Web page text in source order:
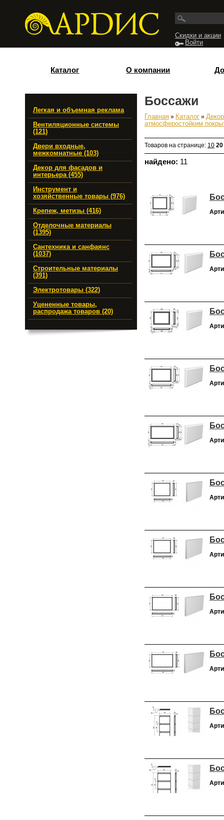
Скидки и акции
Войти
Каталог О компании
Легкая и объемная реклама
Вентиляционные системы
(121)
Двери входные,
межкомнатные (103)
Декор для фасадов и
интерьера (455)
Инструмент и
хозяйственные товары (976)
Крепеж, метизы (416)
Отделочные материалы
(1395)
Сантехника и санфаянс
(1037)
Строительные материалы
(391)
Электротовары (322)
Уцененные товары,
распродажа товаров (20)
Боссажи
Вы здесь
Главная » Каталог »
атмосферостойким
Товаров на странице: 10 20
найдено: 11